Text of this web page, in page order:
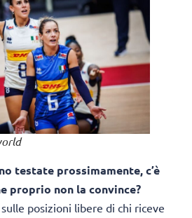
testate prossimamente, c’è
proprio non la convince?
posizioni libere di chi riceve